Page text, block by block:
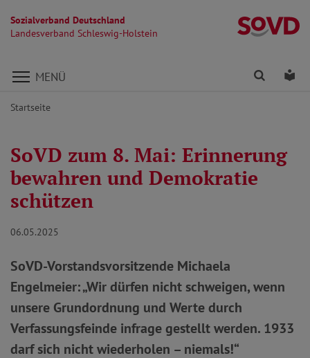
Sozialverband Deutschland
Landesverband Schleswig-Holstein
Direkt zu den Inhalten springen
MENÜ Finden
Startseite
SoVD zum 8. Mai: Erinnerung
bewahren und Demokratie
schützen
06.05.2025
SoVD-Vorstandsvorsitzende Michaela
Engelmeier: „Wir dürfen nicht schweigen, wenn
unsere Grundordnung und Werte durch
Verfassungsfeinde infrage gestellt werden. 1933
darf sich nicht wiederholen – niemals!“